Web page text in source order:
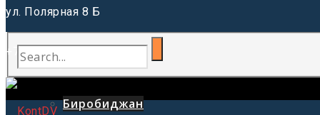
ул. Полярная 8 Б
+7 (962) 220-41-81
Иркутск
Биробиджан